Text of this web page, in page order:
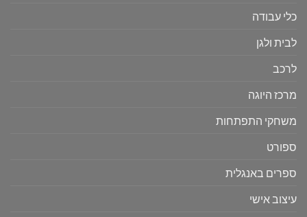
כלי עבודה
לבית ולגן
לרכב
מרכז היוגה
משחקי התפתחות
ספורט
ספרים באנגלית
עיצוב אישי